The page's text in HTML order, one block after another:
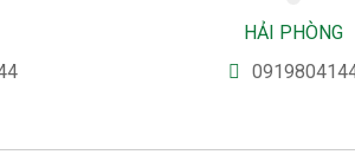
HẢI PHÒNG